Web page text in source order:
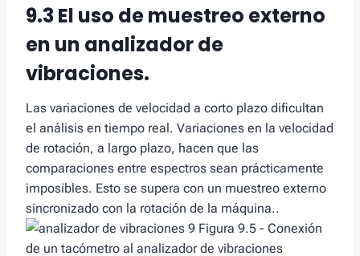
9.3 El uso de muestreo externo
en un analizador de
vibraciones.
Las variaciones de velocidad a corto plazo dificultan
el análisis en tiempo real. Variaciones en la velocidad
de rotación, a largo plazo, hacen que las
comparaciones entre espectros sean prácticamente
imposibles. Esto se supera con un muestreo externo
sincronizado con la rotación de la máquina..